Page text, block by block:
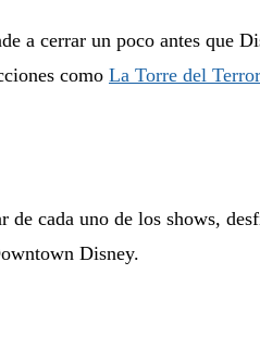
a cerrar un poco antes que
como La Torre del Terror
cada uno de los shows,
Disney.